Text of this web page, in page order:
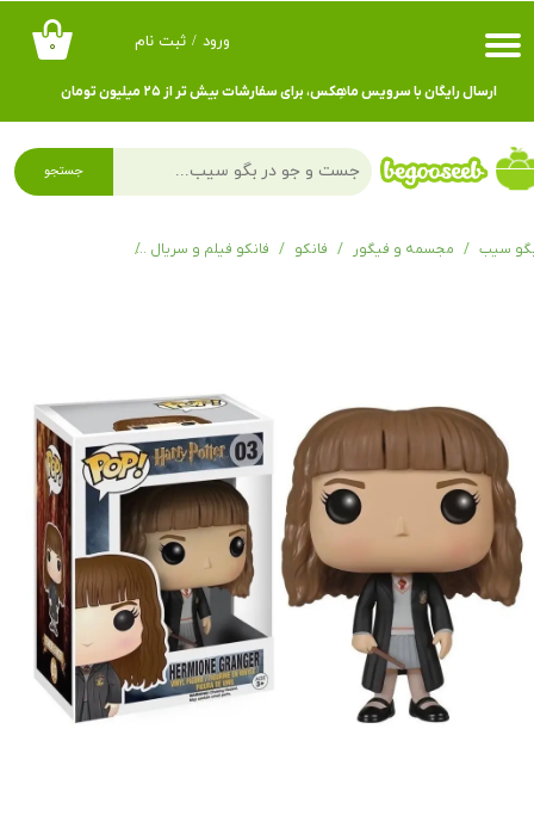
۰ ورود / ثبت نام
حساب کاربری من
تغییر گذر واژه
سفارشات
ارسال رایگان با سرویس ماهِکس، برای سفارشات بیش تر از ۲۵ میلیون تومان
جستجو
سیب مجسمه و فیگور فانکو فانکو فیلم و سریال